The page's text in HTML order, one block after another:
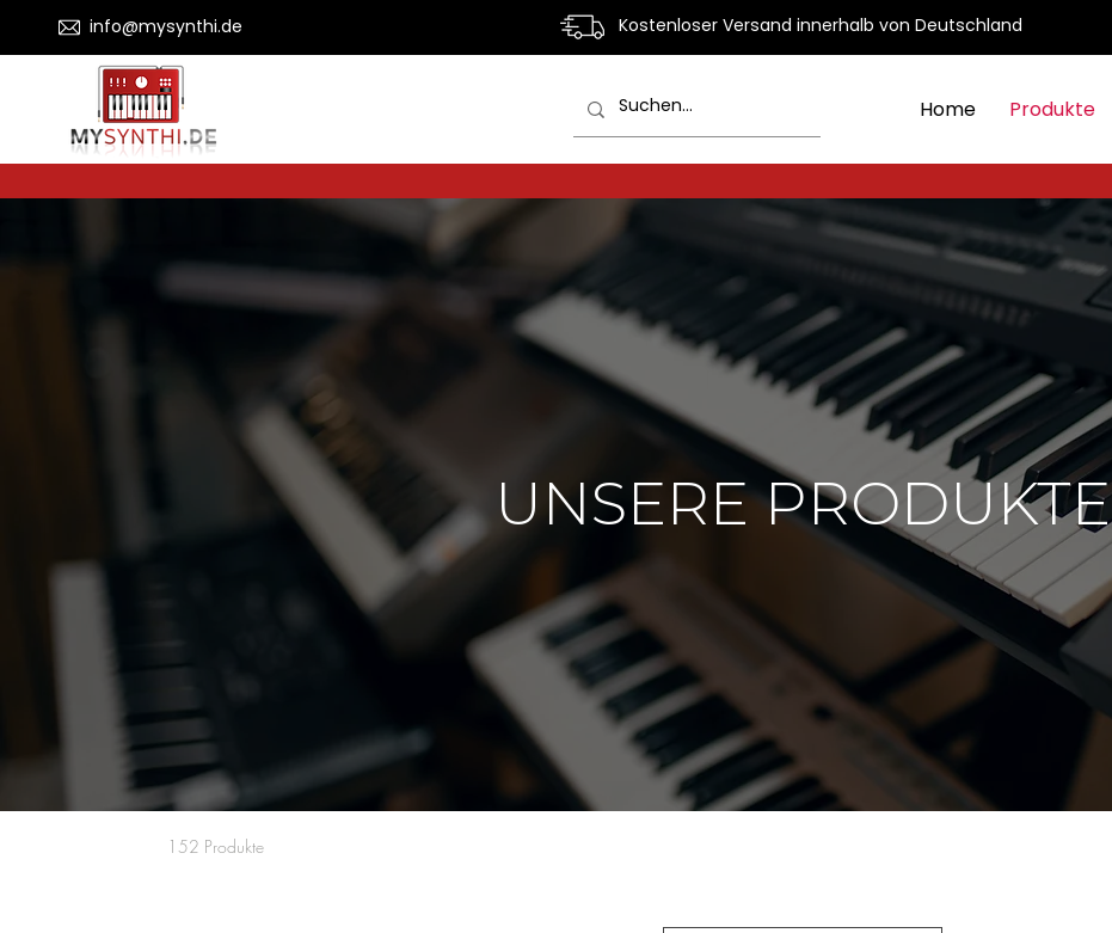
info@mysynthi.de Kostenloser Versand innerhalb von Deutschland
Home Produkte
UNSERE PRODUKTE
152 Produkte